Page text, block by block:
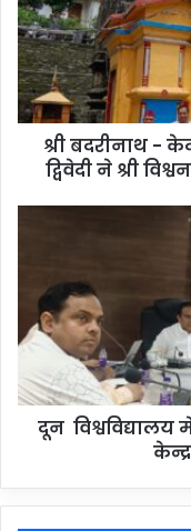
श्री बदरीनाथ -
द्विवेदी ने श्री
दून